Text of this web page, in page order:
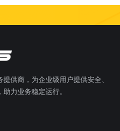
供商，为企业级用户提供安全、
力业务稳定运行。